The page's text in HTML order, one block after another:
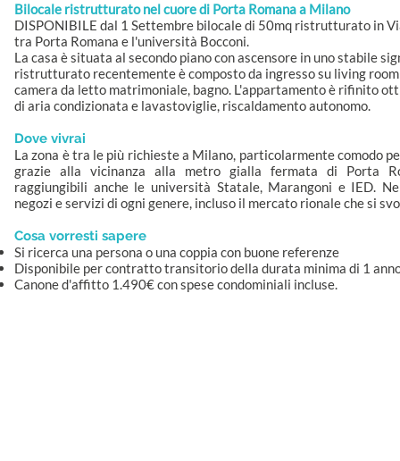
Bilocale ristrutturato nel cuore di Porta Romana a Milano
DISPONIBILE dal 1 Settembre bilocale di 50mq ristrutturato in
tra Porta Romana e l'università Bocconi.
La casa è situata al secondo piano con ascensore in uno stabile
ristrutturato recentemente è composto da ingresso su living
camera da letto matrimoniale, bagno. L'appartamento è rifinito
di aria condizionata e lavastoviglie, riscaldamento autonomo.
Dove vivrai
La zona è tra le più richieste a Milano, particolarmente comodo
grazie alla vicinanza alla metro gialla fermata di Porta
raggiungibili anche le università Statale, Marangoni e IED.
negozi e servizi di ogni genere, incluso il mercato rionale che si
Cosa vorresti sapere
Si ricerca una persona o una coppia con buone referenze
Disponibile per contratto transitorio della durata minima di 1
Canone d'affitto 1.490€ con spese condominiali incluse.